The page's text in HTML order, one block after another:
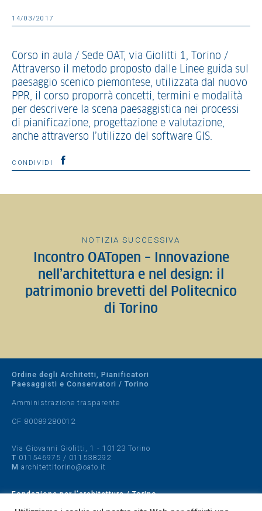
14/03/2017
Corso in aula / Sede OAT, via Giolitti 1, Torino /
Attraverso il metodo proposto dalle Linee guida sul
paesaggio scenico piemontese, utilizzata dal nuovo
PPR, il corso proporrà concetti, termini e modalità
per descrivere la scena paesaggistica nei processi
di pianificazione, progettazione e valutazione,
anche attraverso l’utilizzo del software GIS.
CONDIVIDI
NOTIZIA SUCCESSIVA
Incontro OATopen – Innovazione
nell’architettura e nel design: il
patrimonio brevetti del Politecnico
di Torino
Ordine degli Architetti, Pianificatori
Paesaggisti e Conservatori / Torino
Amministrazione trasparente
CF 80089280012
Via Giovanni Giolitti, 1 - 10123 Torino
T 011546975 / 011538292
M architettitorino@oato.it
Fondazione per l'architettura / Torino